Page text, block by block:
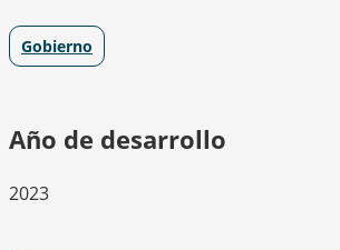
Gobierno
Año de desarrollo
2023